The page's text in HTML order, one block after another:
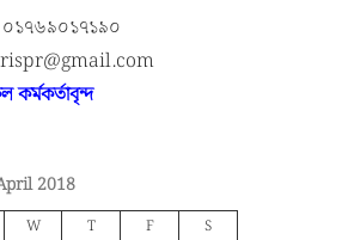
কর্মকর্তাবৃন্দ
2018
W T F S